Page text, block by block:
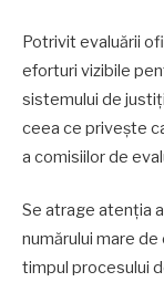
Potrivit evaluării
eforturi vizibile
sistemului de
ceea ce privește
a comisiilor de
Se atrage atenția
numărului mare
timpul procesului